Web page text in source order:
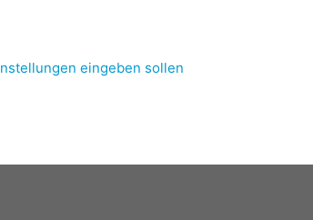
eingeben sollen